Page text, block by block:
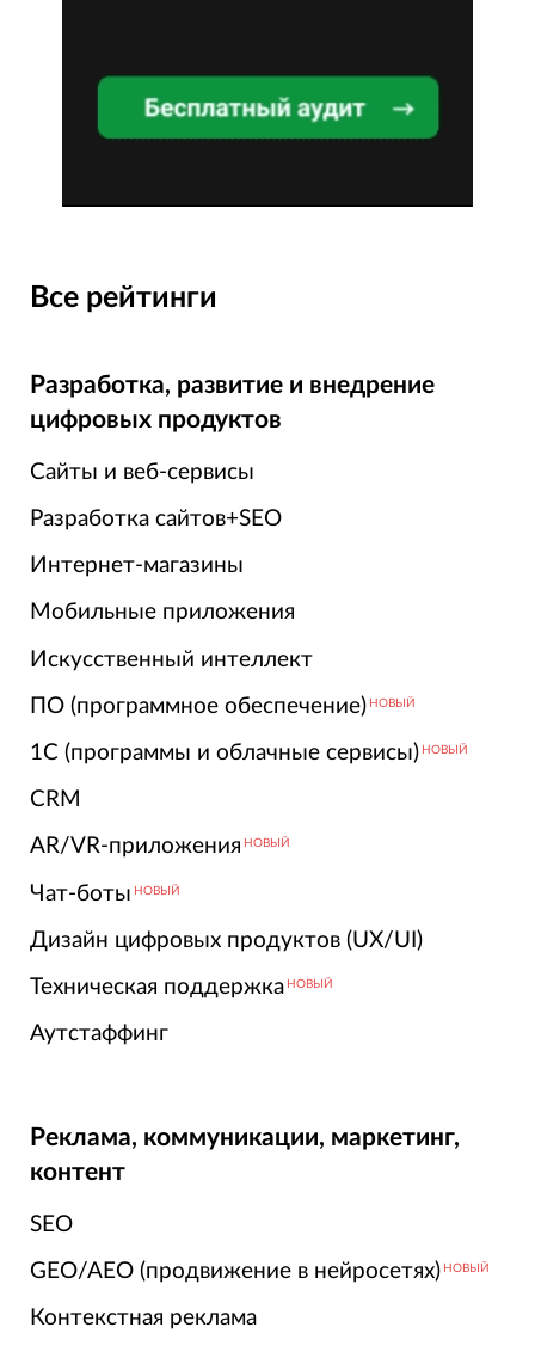
Все рейтинги
Разработка, развитие и внедрение
цифровых продуктов
Сайты и веб-сервисы
Разработка сайтов+SEO
Интернет-магазины
Мобильные приложения
Искусственный интеллект
ПО (программное обеспечение) НОВЫЙ
1С (программы и облачные сервисы) НОВЫЙ
CRM
AR/VR-приложения НОВЫЙ
Чат-боты НОВЫЙ
Дизайн цифровых продуктов (UX/UI)
Техническая поддержка НОВЫЙ
Аутстаффинг
Реклама, коммуникации, маркетинг,
контент
SEO
GEO/AEO (продвижение в нейросетях) НОВЫЙ
Контекстная реклама